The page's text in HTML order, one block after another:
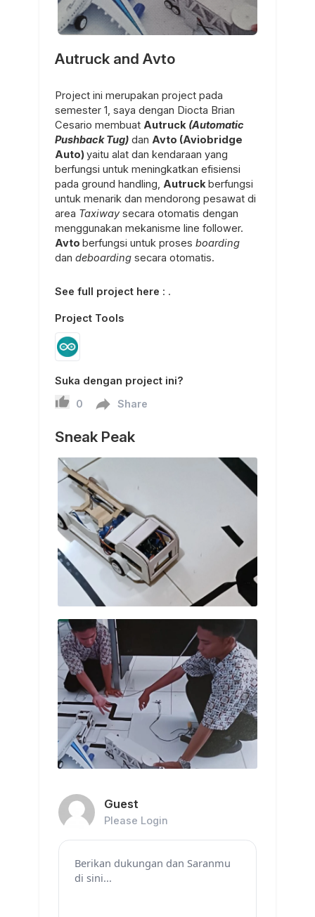
Autruck and Avto
Project ini merupakan project pada
semester 1, saya dengan Diocta Brian
Cesario membuatAutruck (Automatic
Pushback Tug) danAvto (Aviobridge
Auto)yaitu alat dan kendaraan yang
berfungsi untuk meningkatkan efisiensi
pada ground handling,Autruckberfungsi
untuk menarik dan mendorong pesawat di
area Taxiwaysecara otomatis dengan
menggunakan mekanisme line follower.
Avtoberfungsi untuk prosesboarding
dandeboardingsecara otomatis.
See full project here : .
Project Tools
Suka dengan project ini?
0
Share
Sneak Peak
Guest
Please Login